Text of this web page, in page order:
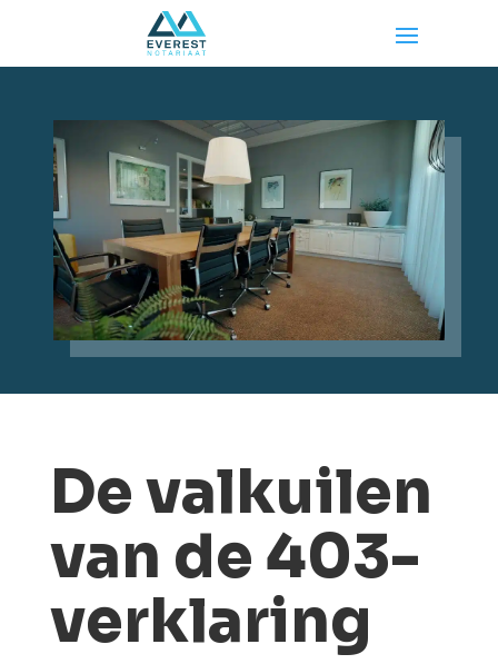
De valkuilen
van de 403-
verklaring